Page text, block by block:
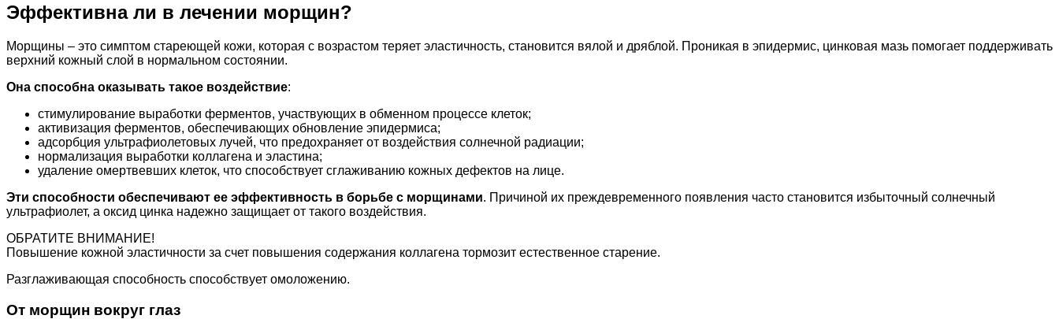
Эффективна ли в лечении морщин?
Морщины – это симптом стареющей кожи, которая с возрастом теряет эластичность, становится вялой и дряблой. Проникая в эпидермис, цинковая мазь помогает поддерживать
верхний кожный слой в нормальном состоянии.
Она способна оказывать такое воздействие:
стимулирование выработки ферментов, участвующих в обменном процессе клеток;
активизация ферментов, обеспечивающих обновление эпидермиса;
адсорбция ультрафиолетовых лучей, что предохраняет от воздействия солнечной радиации;
нормализация выработки коллагена и эластина;
удаление омертвевших клеток, что способствует сглаживанию кожных дефектов на лице.
Эти способности обеспечивают ее эффективность в борьбе с морщинами. Причиной их преждевременного появления часто становится избыточный солнечный
ультрафиолет, а оксид цинка надежно защищает от такого воздействия.
ОБРАТИТЕ ВНИМАНИЕ!
Повышение кожной эластичности за счет повышения содержания коллагена тормозит естественное старение.
Разглаживающая способность способствует омоложению.
От морщин вокруг глаз